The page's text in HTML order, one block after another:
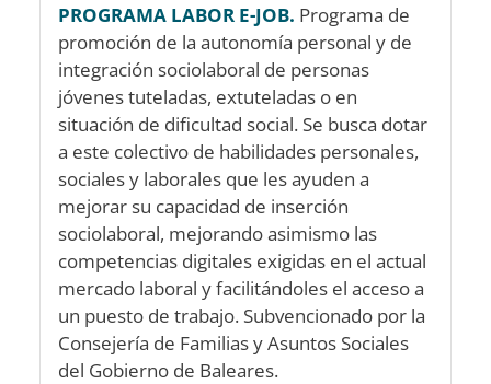
PROGRAMA LABOR E-JOB. Programa de
promoción de la autonomía personal y de
integración sociolaboral de personas
jóvenes tuteladas, extuteladas o en
situación de dificultad social. Se busca dotar
a este colectivo de habilidades personales,
sociales y laborales que les ayuden a
mejorar su capacidad de inserción
sociolaboral, mejorando asimismo las
competencias digitales exigidas en el actual
mercado laboral y facilitándoles el acceso a
un puesto de trabajo. Subvencionado por la
Consejería de Familias y Asuntos Sociales
del Gobierno de Baleares.